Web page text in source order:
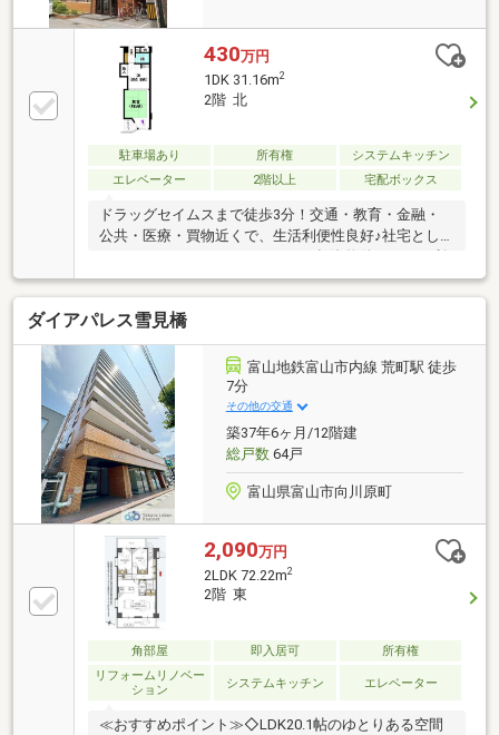
430万円
1DK 31.16m2
2階 北
駐車場あり 所有権
システムキッチン
エレベーター
2階以上 宅配ボックス
ドラッグセイムスまで徒歩3分！交通・教育・金融・
公共・医療・買物近くで、生活利便性良好♪社宅とし
用できます！・取引条件有効期限/2026年12月末日・
CATV/全て可・インターネット環境/フレッツ光
ダイアパレス雪見橋
富山地鉄富山市内線 荒町駅 徒歩
7分
その他の交通
築37年6ヶ月/12階建
総戸数64戸
富山県富山市向川原町
2,090万円
2LDK 72.22m2
2階 東
角部屋 即入居可
所有権
リフォームリノベー
ション
システムキッチン エレベーター
≪おすすめポイント≫◇LDK20.1帖のゆとりある空間